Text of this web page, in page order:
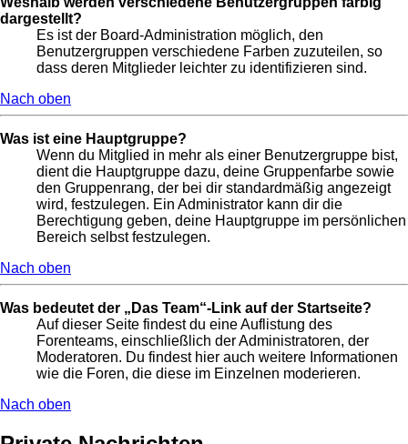
dargestellt?
Es ist der Board-Administration möglich, den
Benutzergruppen verschiedene Farben zuzuteilen, so
dass deren Mitglieder leichter zu identifizieren sind.
Nach oben
Was ist eine Hauptgruppe?
Wenn du Mitglied in mehr als einer Benutzergruppe bist,
dient die Hauptgruppe dazu, deine Gruppenfarbe sowie
den Gruppenrang, der bei dir standardmäßig angezeigt
wird, festzulegen. Ein Administrator kann dir die
Berechtigung geben, deine Hauptgruppe im persönlichen
Bereich selbst festzulegen.
Nach oben
Was bedeutet der „Das Team“-Link auf der Startseite?
Auf dieser Seite findest du eine Auflistung des
Forenteams, einschließlich der Administratoren, der
Moderatoren. Du findest hier auch weitere Informationen
wie die Foren, die diese im Einzelnen moderieren.
Nach oben